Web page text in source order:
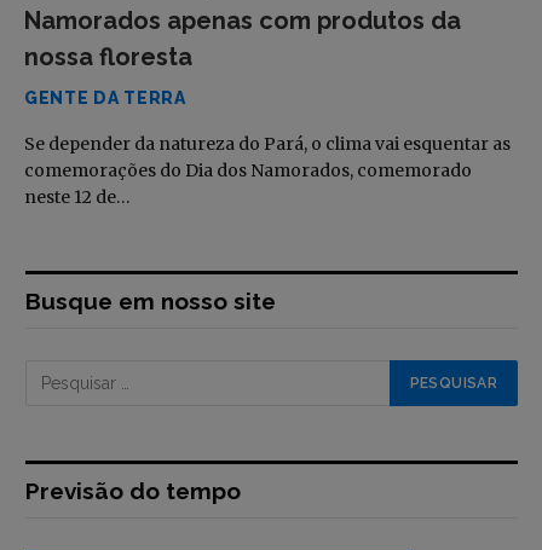
Namorados apenas com produtos da
nossa floresta
GENTE DA TERRA
Se depender da natureza do Pará, o clima vai esquentar as
comemorações do Dia dos Namorados, comemorado
neste 12 de…
Busque em nosso site
Previsão do tempo